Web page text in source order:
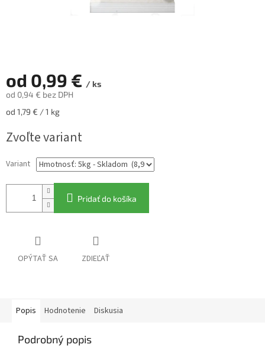
od 0,99 € / ks
od 0,94 € bez DPH
Jednotková
od 1,79 € / 1 kg
Zvoľte variant
Variant
Pridať do košíka
OPÝTAŤ SA ZDIEĽAŤ
Popis Hodnotenie Diskusia
Podrobný popis